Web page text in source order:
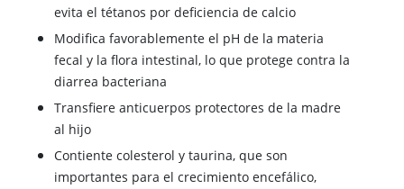
evita el tétanos por deficiencia de calcio
Modifica favorablemente el pH de la materia
fecal y la flora intestinal, lo que protege contra la
diarrea bacteriana
Transfiere anticuerpos protectores de la madre
al hijo
Contiente colesterol y taurina, que son
importantes para el crecimiento encefálico,